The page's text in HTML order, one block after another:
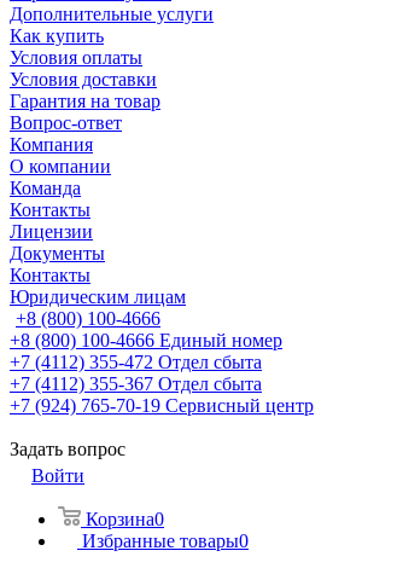
Дополнительные услуги
Как купить
Условия оплаты
Условия доставки
Гарантия на товар
Вопрос-ответ
Компания
О компании
Команда
Контакты
Лицензии
Документы
Контакты
Юридическим лицам
+8 (800) 100-4666
+8 (800) 100-4666 Единый номер
+7 (4112) 355-472 Отдел сбыта
+7 (4112) 355-367 Отдел сбыта
+7 (924) 765-70-19 Сервисный центр
Задать вопрос
Войти
Корзина0
Избранные товары0